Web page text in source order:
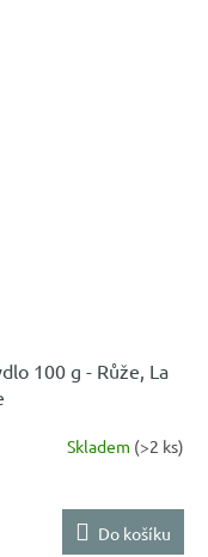
100 g - Růže, La
Skladem (>2 ks)
Do košíku